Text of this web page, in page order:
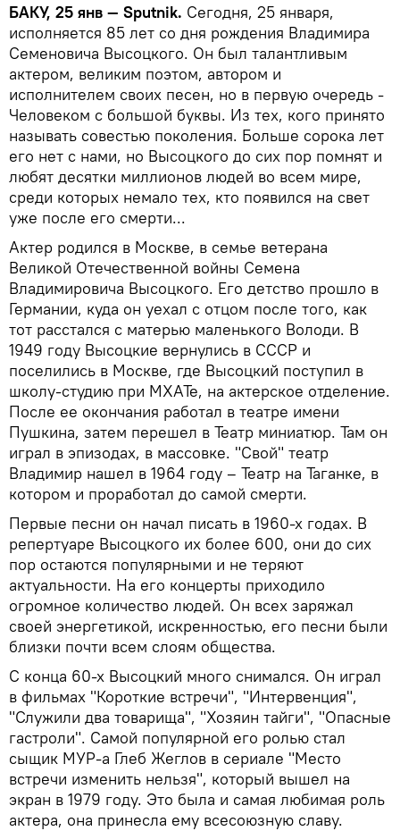
БАКУ, 25 янв — Sputnik. Сегодня, 25 января,
исполняется 85 лет со дня рождения Владимира
Семеновича Высоцкого. Он был талантливым
актером, великим поэтом, автором и
исполнителем своих песен, но в первую очередь -
Человеком с большой буквы. Из тех, кого принято
называть совестью поколения. Больше сорока лет
его нет с нами, но Высоцкого до сих пор помнят и
любят десятки миллионов людей во всем мире,
среди которых немало тех, кто появился на свет
уже после его смерти...
Актер родился в Москве, в семье ветерана
Великой Отечественной войны Семена
Владимировича Высоцкого. Его детство прошло в
Германии, куда он уехал с отцом после того, как
тот расстался с матерью маленького Володи. В
1949 году Высоцкие вернулись в СССР и
поселились в Москве, где Высоцкий поступил в
школу-студию при МХАТе, на актерское отделение.
После ее окончания работал в театре имени
Пушкина, затем перешел в Театр миниатюр. Там он
играл в эпизодах, в массовке. "Свой" театр
Владимир нашел в 1964 году – Театр на Таганке, в
котором и проработал до самой смерти.
Первые песни он начал писать в 1960-х годах. В
репертуаре Высоцкого их более 600, они до сих
пор остаются популярными и не теряют
актуальности. На его концерты приходило
огромное количество людей. Он всех заряжал
своей энергетикой, искренностью, его песни были
близки почти всем слоям общества.
С конца 60-х Высоцкий много снимался. Он играл
в фильмах "Короткие встречи", "Интервенция",
"Служили два товарища", "Хозяин тайги", "Опасные
гастроли". Самой популярной его ролью стал
сыщик МУР-а Глеб Жеглов в сериале "Место
встречи изменить нельзя", который вышел на
экран в 1979 году. Это была и самая любимая роль
актера, она принесла ему всесоюзную славу.